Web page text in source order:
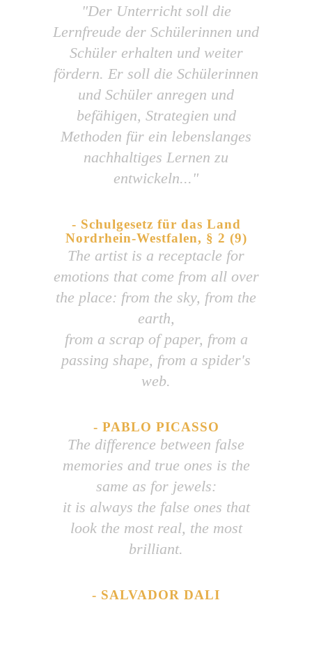
"Der Unterricht soll die
Lernfreude der Schülerinnen und
Schüler erhalten und weiter
fördern. Er soll die Schülerinnen
und Schüler anregen und
befähigen, Strategien und
Methoden für ein lebenslanges
nachhaltiges Lernen zu
entwickeln..."
- Schulgesetz für das Land
Nordrhein-Westfalen, § 2 (9)
The artist is a receptacle for
emotions that come from all over
the place: from the sky, from the
earth,
from a scrap of paper, from a
passing shape, from a spider's
web.
- PABLO PICASSO
The difference between false
memories and true ones is the
same as for jewels:
it is always the false ones that
look the most real, the most
brilliant.
- SALVADOR DALI